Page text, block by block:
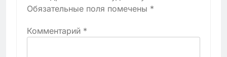
Обязательные поля помечены *
Комментарий *